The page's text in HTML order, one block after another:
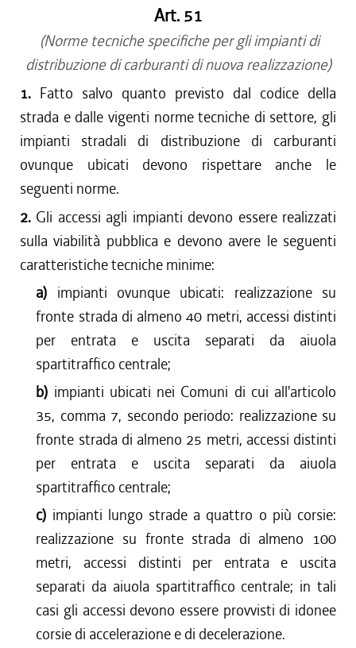
Art. 51
(Norme tecniche specifiche per gli impianti di
distribuzione di carburanti di nuova realizzazione)
1. Fatto salvo quanto previsto dal codice della
strada e dalle vigenti norme tecniche di settore, gli
impianti stradali di distribuzione di carburanti
ovunque ubicati devono rispettare anche le
seguenti norme.
2. Gli accessi agli impianti devono essere realizzati
sulla viabilità pubblica e devono avere le seguenti
caratteristiche tecniche minime:
a) impianti ovunque ubicati: realizzazione su
fronte strada di almeno 40 metri, accessi distinti
per entrata e uscita separati da aiuola
spartitraffico centrale;
b) impianti ubicati nei Comuni di cui all'articolo
35, comma 7, secondo periodo: realizzazione su
fronte strada di almeno 25 metri, accessi distinti
per entrata e uscita separati da aiuola
spartitraffico centrale;
c) impianti lungo strade a quattro o più corsie:
realizzazione su fronte strada di almeno 100
metri, accessi distinti per entrata e uscita
separati da aiuola spartitraffico centrale; in tali
casi gli accessi devono essere provvisti di idonee
corsie di accelerazione e di decelerazione.